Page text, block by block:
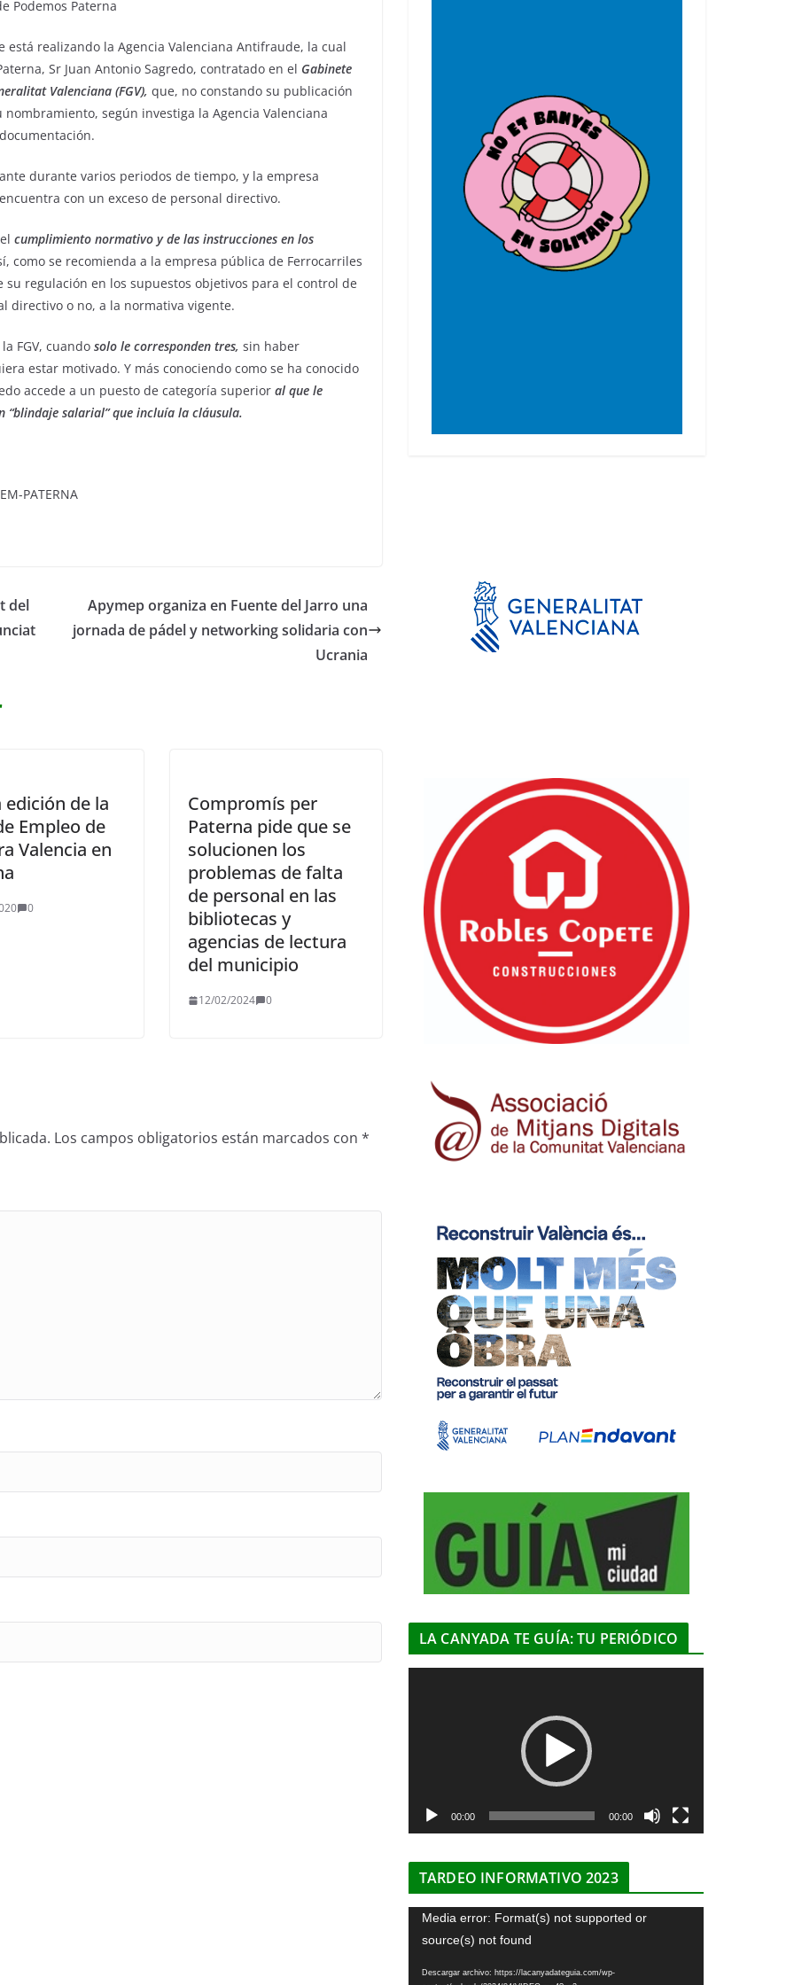
Podemos Paterna
realizando la Agencia Valenciana Antifraude, la cual
Sr Juan Antonio Sagredo, contratado en el Gabinete
Valenciana (FGV), que, no constando su publicación
según investiga la Agencia Valenciana
durante varios periodos de tiempo, y la empresa
con un exceso de personal directivo.
cumplimiento normativo y de las instrucciones en los
como se recomienda a la empresa pública de Ferrocarriles
regulación en los supuestos objetivos para el control de
directivo o no, a la normativa vigente.
FGV, cuando solo le corresponden tres, sin haber
estar motivado. Y más conociendo como se ha conocido
accede a un puesto de categoría superior al que le
salarial” que incluía la cláusula.
PATERNA
del
Apymep organiza en Fuente del Jarro una
jornada de pádel y networking solidaria con
Ucrania
edición de la
Empleo de
Valencia en
0
Compromís per
Paterna pide que se
solucionen los
problemas de falta
de personal en las
bibliotecas y
agencias de lectura
del municipio
12/02/2024 0
Los campos obligatorios están marcados con *
LA CANYADA TE GUÍA: TU PERIÓDICO
c
r
00:00 00:00
TARDEO INFORMATIVO 2023
Media error: Format(s) not supported or
source(s) not found
Descargar archivo: https://lacanyadateguia.com/wp-